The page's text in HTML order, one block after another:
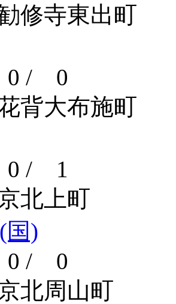
修寺東出町
0 / 0
背大布施町
0 / 1
北上町
)
0 / 0
北周山町